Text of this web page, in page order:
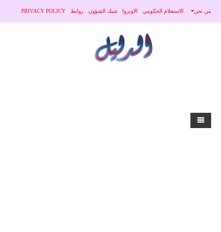
من نحن الاستعلام الحكومي الاونروا شيك الشؤون روابط PRIVACY POLICY